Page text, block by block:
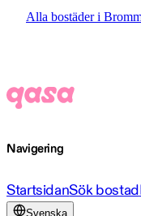
Alla bostäder i
Navigering
StartsidanSök bostad
Svenska